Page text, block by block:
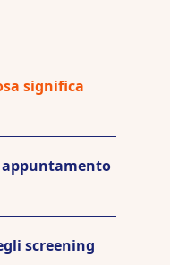
significa
appuntamento
screening